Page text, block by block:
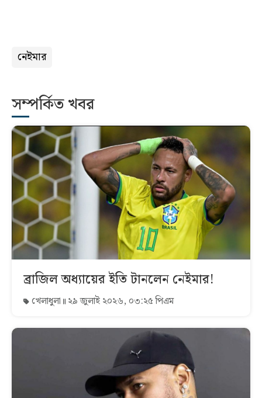
নেইমার
সম্পর্কিত খবর
ব্রাজিল অধ্যায়ের ইতি টানলেন নেইমার!
খেলাধুলা ২৯ জুলাই ২০২৬, ০৩:২৫ পিএম